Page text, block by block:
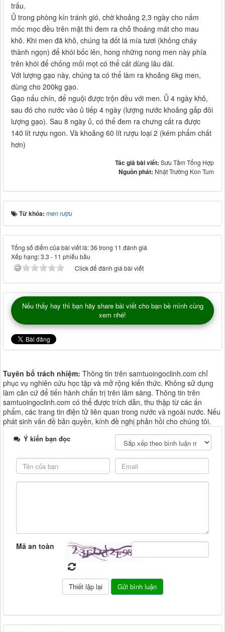
trấu.
Ủ trong phòng kín tránh gió, chờ khoảng 2,3 ngày cho nấm
mốc mọc đều trên mặt thì đem ra chỗ thoáng mát cho mau
khô. Khi men đã khô, chúng ta đốt lá mía tươi (không cháy
thành ngọn) để khói bốc lên, hong những nong men này phía
trên khói để chống mối mọt có thể cất dùng lâu dài.
Với lượng gạo này, chúng ta có thể làm ra khoảng 6kg men,
dùng cho 200kg gạo.
Gạo nấu chín, để nguội được trộn đều với men. Ủ 4 ngày khô,
sau đó cho nước vào ủ tiếp 4 ngày (lượng nước khoảng gấp đôi
lượng gạo). Sau 8 ngày ủ, có thể đem ra chưng cất ra được
140 lít rượu ngon. Và khoảng 60 lít rượu loại 2 (kém phẩm chất
hơn)
Tác giả bài viết: Sưu Tầm Tổng Hợp
Nguồn phát: Nhật Trường Kon Tum
Từ khóa: men rượu
Tổng số điểm của bài viết là: 36 trong 11 đánh giá
Xếp hạng:3.3 - 11 phiếu bầu
Click để đánh giá bài viết
Nếu thấy hay thì bạn hãy share bài viết cho bạn bè mình cùng
xem nhé!
Tuyên bố trách nhiệm: Thông tin trên samtuoingoclinh.com chỉ
phục vụ nghiên cứu học tập và mở rộng kiến thức. Không sử dụng
làm căn cứ để tiến hành chẩn trị trên lâm sàng. Thông tin trên
samtuoingoclinh.com có thể được trích dẫn, thu thập từ các ấn
phẩm, các trang tin điện tử liên quan trong nước và ngoài nước. Nếu
phát sinh vấn đề bản quyền, kính đề nghị phản hồi cho chúng tôi.
Ý kiến bạn đọc
Mã an toàn